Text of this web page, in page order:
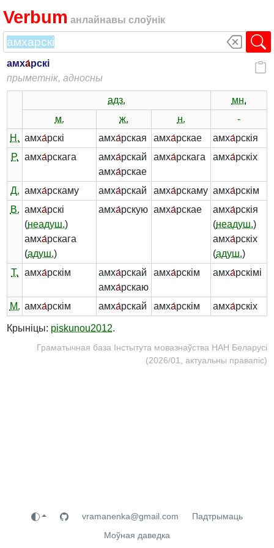
Verbum анлайнавы слоўнік
амха́рскі
прыметнік, адносны
адз.
мн.
м.
ж. н.
-
Н. амха́рскі амха́рская амха́рскае амха́рскія
Р.
амха́рскага амха́рскай
амха́рскае
амха́рскага амха́рскіх
Д. амха́рскаму амха́рскай амха́рскаму амха́рскім
В. амха́рскі
(неадуш.)
амха́рскага
(адуш.)
амха́рскую амха́рскае амха́рскія
(неадуш.)
амха́рскіх
(адуш.)
Т.
амха́рскім амха́рскай
амха́рскаю
амха́рскім амха́рскімі
М. амха́рскім амха́рскай амха́рскім амха́рскіх
Крыніцы: piskunou2012.
Граматычная база Інстытута мовазнаўства НАН Беларусі
(2026/01, актуальны правапіс)
vramanenka@gmail.com
Падтрымаць
Моўная даведка